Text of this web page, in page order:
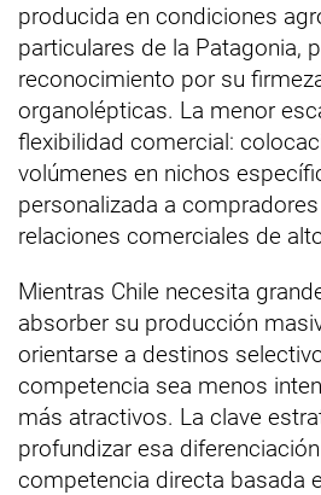
producida en condiciones
particulares de la Patagonia,
reconocimiento por su
organolépticas. La menor
flexibilidad comercial:
volúmenes en nichos
personalizada a
relaciones comerciales de
Mientras Chile necesita
absorber su producción
orientarse a destinos
competencia sea menos
más atractivos. La clave
profundizar esa
competencia directa basada